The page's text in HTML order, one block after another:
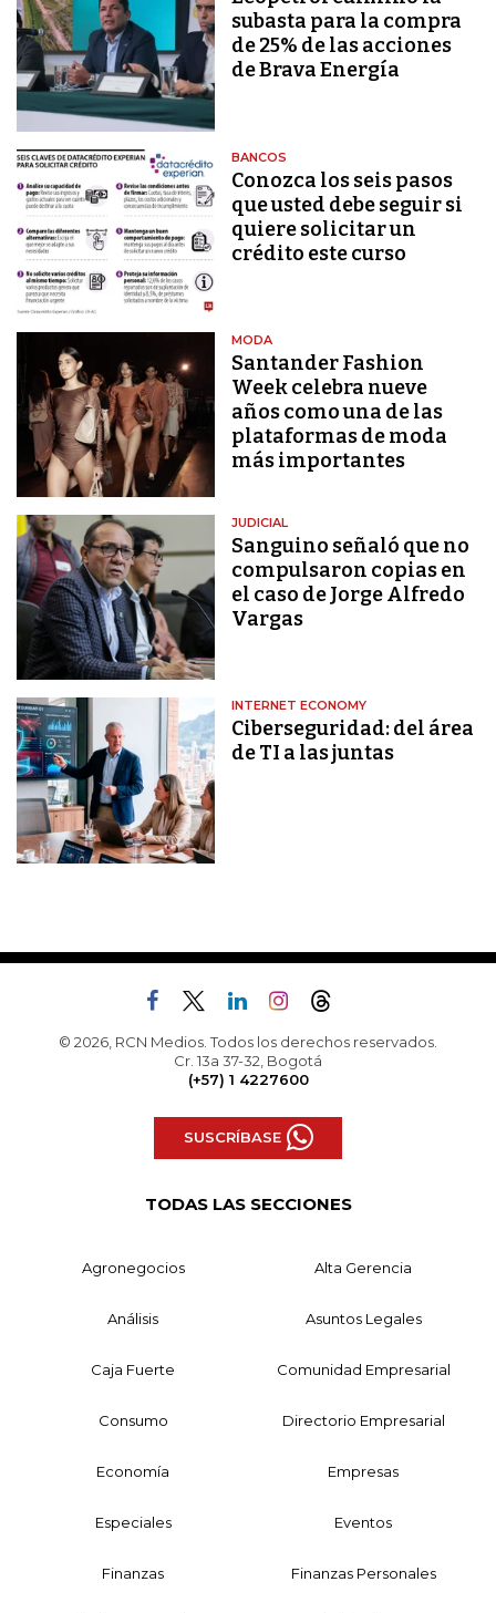
subasta para la compra
de 25% de las acciones
de Brava Energía
BANCOS
Conozca los seis pasos
que usted debe seguir si
quiere solicitar un
crédito este curso
MODA
Santander Fashion
Week celebra nueve
años como una de las
plataformas de moda
más importantes
JUDICIAL
Sanguino señaló que no
compulsaron copias en
el caso de Jorge Alfredo
Vargas
INTERNET ECONOMY
Ciberseguridad: del área
de TI a las juntas
© 2026, RCN Medios. Todos los derechos reservados.
Cr. 13a 37-32, Bogotá
(+57) 1 4227600
SUSCRÍBASE
TODAS LAS SECCIONES
Agronegocios Alta Gerencia
Análisis Asuntos Legales
Caja Fuerte Comunidad Empresarial
Consumo Directorio Empresarial
Economía Empresas
Especiales Eventos
Finanzas Finanzas Personales